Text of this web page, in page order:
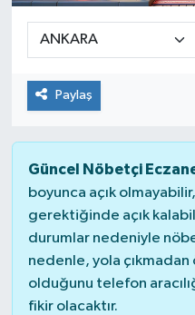
Paylaş
Güncel Nöbetçi
boyunca açık
gerektiğinde açık
durumlar nedeniyle
nedenle, yola çıkmadan
olduğunu telefon
fikir olacaktır.
Sağlık
Siyaset
Teknoloji
Türkiye